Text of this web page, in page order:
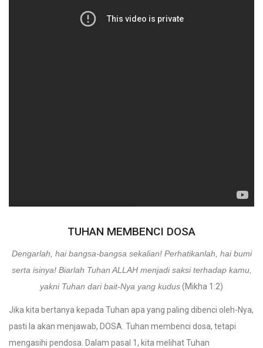
TUHAN MEMBENCI DOSA
Dengarlah, hai bangsa-bangsa sekalian! Perhatikanlah, hai bumi
serta isinya! Biarlah Tuhan ALLAH menjadi saksi terhadap kamu,
yakni Tuhan dari bait-Nya yang kudus(Mikha 1:2)
Jika kita bertanya kepada Tuhan apa yang paling dibenci oleh-Nya,
pasti Ia akan menjawab, DOSA. Tuhan membenci dosa, tetapi
mengasihi pendosa. Dalam pasal 1, kita melihat Tuhan